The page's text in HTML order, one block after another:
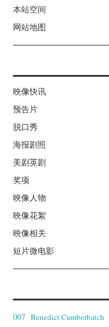
本站空间
网站地图
映像快讯
预告片
脱口秀
海报剧照
美剧英剧
奖项
映像人物
映像花絮
映像相关
短片微电影
007 Benedict Cumberbatch